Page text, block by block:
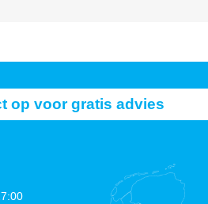
op voor gratis advies